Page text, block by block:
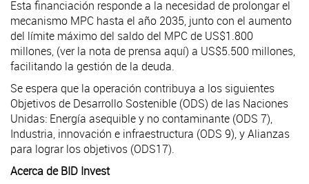
Esta financiación responde a la necesidad de prolongar el
mecanismo MPC hasta el año 2035, junto con el aumento
del límite máximo del saldo del MPC de US$1.800
millones, (ver la nota de prensa aquí) a US$5.500 millones,
facilitando la gestión de la deuda.
Se espera que la operación contribuya a los siguientes
Objetivos de Desarrollo Sostenible (ODS) de las Naciones
Unidas: Energía asequible y no contaminante (ODS 7),
Industria, innovación e infraestructura (ODS 9), y Alianzas
para lograr los objetivos (ODS17).
Acerca de BID Invest